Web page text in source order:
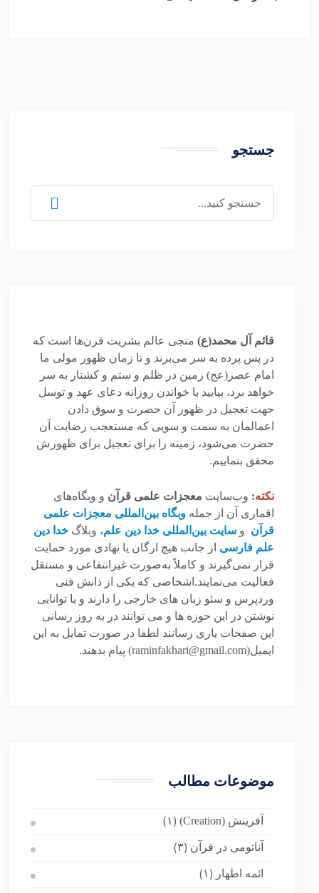
جستجو
برای:
قائم آل محمد(ع) منجی عالم بشریت قرن‌ها است که
در پس پرده به سر می‌برند و تا زمان ظهور مولی ما
امام عصر(عج) زمین در ظلم و ستم و کشتار به سر
خواهد برد، بیایید با خواندن روزانه دعای عهد و توسل
جهت تعجیل در ظهور آن حضرت و سوق دادن
اعمالمان به سمت و سویی که مستعجب رضایت آن
حضرت می‌شود، زمینه را برای تعجیل برای ظهورش
محقق بنماییم.
نکته: وب‌سایت معجزات علمی قرآن و وبگاه‌های
اقماری آن از جمله وبگاه بین‌المللی معجزات علمی
قرآن و سایت بین‌المللی خدا دین علم، وبلاگ خدا دین
علم فارسی از جانب هیچ ارگان یا نهادی مورد حمایت
قرار نمی‌گیرند و کاملاً به‌صورت غیرانتفاعی و مستقل
فعالیت می‌نمایند.اشخاصی که یکی از دانش فنی
وردپرس و سئو زبان های خارجی را دارند و یا توانایی
نوشتن در این حوزه ها و می توانند در به روز رسانی
این صفحات یاری رسانند لطفا در صورت تمایل به این
ایمیل(raminfakhari@gmail.com) پیام بدهند.
موضوعات مطالب
آفرینش (Creation) (۱)
آناتومی در قرآن (۳)
ائمه اطهار (۱)